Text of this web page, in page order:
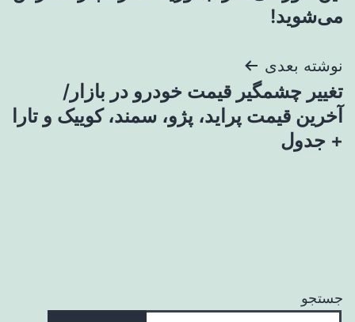
می‌شوید!
نوشته بعدی
تغییر چشمگیر قیمت خودرو در بازار/
آخرین قیمت پراید، پژو، سمند، کوییک و تارا
+ جدول
جستجو